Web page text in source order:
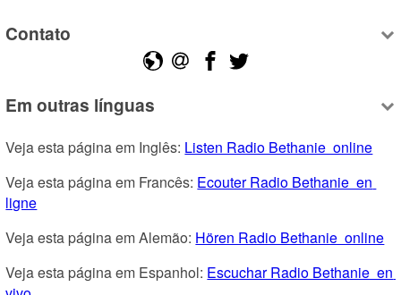
Contato
Em outras línguas
Veja esta página em Inglês: Listen Radio Bethanie  online
Veja esta página em Francês: Ecouter Radio Bethanie  en
ligne
Veja esta página em Alemão: Hören Radio Bethanie  online
Veja esta página em Espanhol: Escuchar Radio Bethanie  en